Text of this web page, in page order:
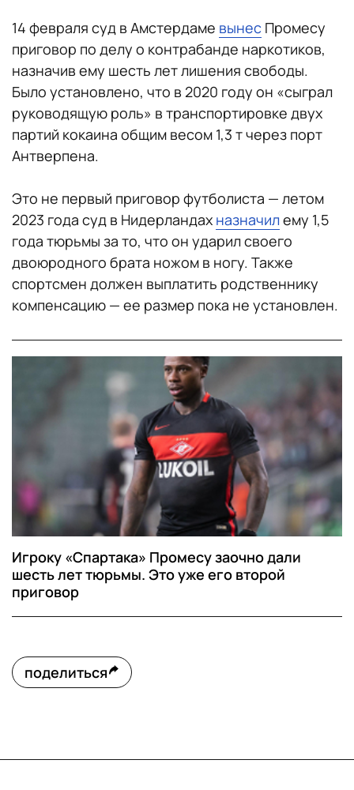
14 февраля суд ​​в Амстердаме вынес Промесу
приговор по делу о контрабанде наркотиков,
назначив ему шесть лет лишения свободы.
Было установлено, что в 2020 году он «сыграл
руководящую роль» в транспортировке двух
партий кокаина общим весом 1,3 т через порт
Антверпена.
Это не первый приговор футболиста — летом
2023 года суд в Нидерландах назначилему 1,5
года тюрьмы за то, что он ударил своего
двоюродного брата ножом в ногу. Также
спортсмен должен выплатить родственнику
компенсацию — ее размер пока не установлен.
Игроку «Спартака» Промесу заочно дали
шесть лет тюрьмы. Это уже его второй
приговор
поделиться